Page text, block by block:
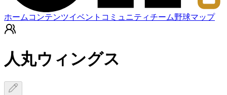
ホーム コンテンツイベント コミュニティチーム野球マップ
人丸ウィングス